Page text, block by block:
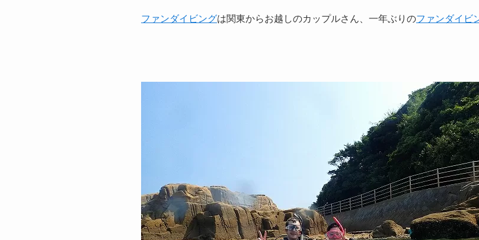
ファンダイビングは関東からお越しのカップルさん、一年ぶりのファンダイビ